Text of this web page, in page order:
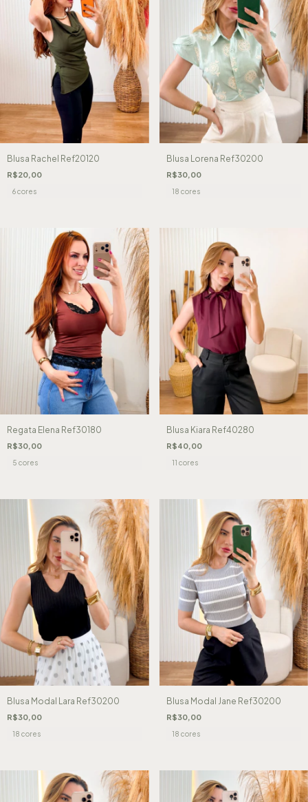
Blusa Rachel Ref20120
R$20,00
6 cores
Blusa Lorena Ref30200
R$30,00
18 cores
Regata Elena Ref30180
R$30,00
5 cores
Blusa Kiara Ref40280
R$40,00
11 cores
Blusa Modal Lara Ref30200
R$30,00
18 cores
Blusa Modal Jane Ref30200
R$30,00
18 cores